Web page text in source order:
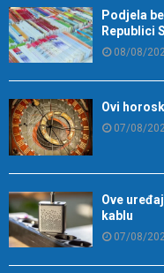
Podjela
Republici
08/08/
Ovi
07/08/
Ove
kablu
07/08/